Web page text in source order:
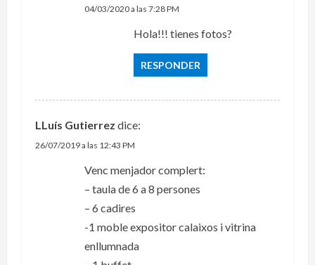
04/03/2020 a las 7:28 PM
Hola!!! tienes fotos?
RESPONDER
LLuís Gutierrez dice:
26/07/2019 a las 12:43 PM
Venc menjador complert:
– taula de 6 a 8 persones
– 6 cadires
-1 moble expositor calaixos i vitrina
enllumnada